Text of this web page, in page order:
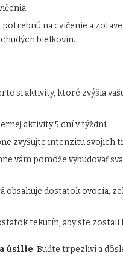
na cvičenie a
bielkovín.
si aktivity, ktoré zvýšia
aktivity 5 dní v týždni.
zvyšujte intenzitu svojich
vám pomôže vybudovať
obsahuje dostatok ovocia,
tekutín, aby ste zostali
úsilie. Buďte trpezliví a